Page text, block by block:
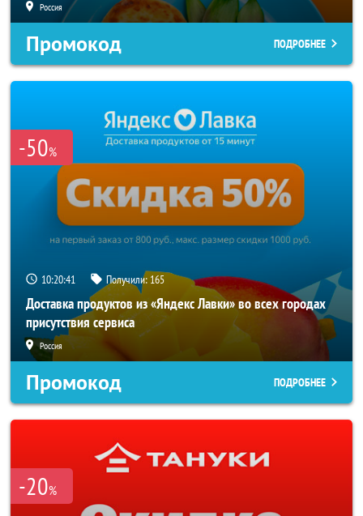
Россия
Промокод ПОДРОБНЕЕ
-50%
10:20:40 Получили: 165
Доставка продуктов из «Яндекс Лавки» во всех городах
присутствия сервиса
Россия
Промокод ПОДРОБНЕЕ
-20%